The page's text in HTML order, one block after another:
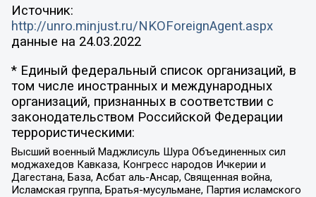
Источник:
http://unro.minjust.ru/NKOForeignAgent.aspx
данные на 24.03.2022
* Единый федеральный список организаций, в
том числе иностранных и международных
организаций, признанных в соответствии с
законодательством Российской Федерации
террористическими:
Высший военный Маджлисуль Шура Объединенных сил
моджахедов Кавказа, Конгресс народов Ичкерии и
Дагестана, База, Асбат аль-Ансар, Священная война,
Исламская группа, Братья-мусульмане, Партия исламского